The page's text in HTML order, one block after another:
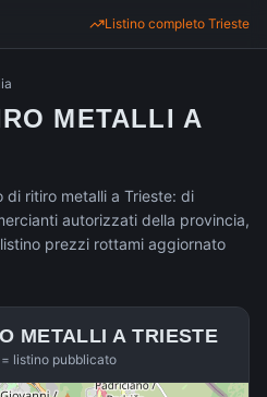
Listino completo Trieste
METALLI A
ritiro metalli a Trieste: di
autorizzati della provincia,
prezzi rottami aggiornato
METALLI ATRIESTE
= listino pubblicato